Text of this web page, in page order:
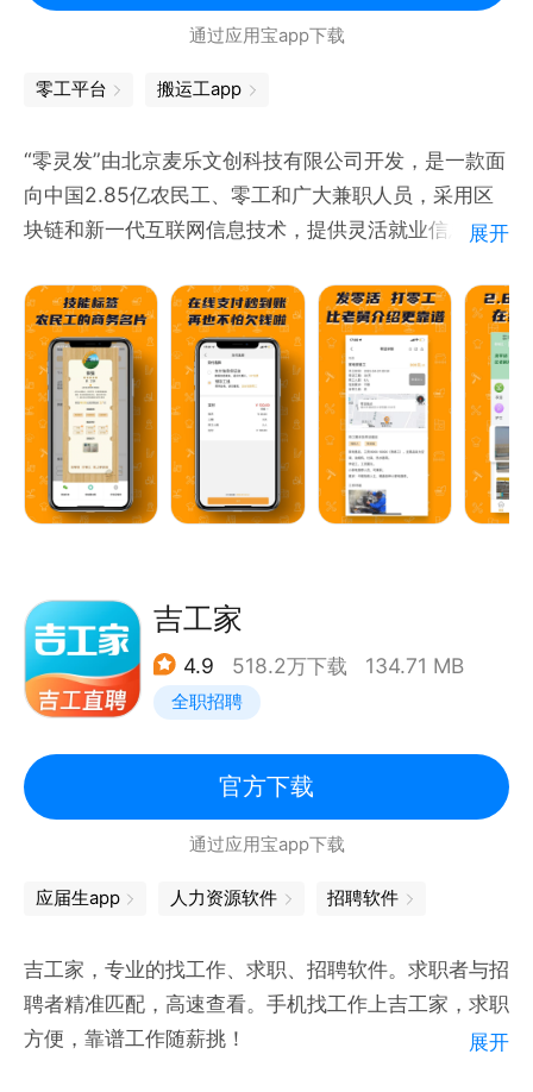
通过应用宝app下载
零工平台 搬运工app
“零灵发”由北京麦乐文创科技有限公司开发，是一款面
向中国2.85亿农民工、零工和广大兼职人员，采用区
块链和新一代互联网信息技术，提供灵活就业信息、线
网平台。
互联互通，服务民生
零灵发APP采用分布式记账、智能合约等区块链技术，
整合三四线城市“发零活”、“打零工”信息资源，打造移
动互联网信息平台，解决县域经济短期用工中存在的信
息不对称、支付不及时等问题，实现民生环境的“互联
互惠互通”。
步引导基层信用习惯，建立起大数据支撑体系下的用工
技能高效匹配，促进人力资源合理流动。
信用保证，避免拖欠
零灵发APP通过网上支付、契约存证、上工认定等方
资拖欠等现象。
精准帮扶，勤劳致富
通过零灵发APP平台，可以解决农村贫困户、残疾人、
家庭妇女、文化层次较低人员等不适合企业固定用工、
扶贫成果，缓解政府帮扶压力。
零工经济，降低成本
在资本寒冬和社会突发事件影响下（如疫情等），企业
经营压力大，
展开
吉工家
4.9 518.2万下载 134.71 MB
全职招聘
官方下载
通过应用宝app下载
应届生app 人力资源软件 招聘软件
吉工家，专业的找工作、求职、招聘软件。求职者与招
聘者精准匹配，高速查看。手机找工作上吉工家，求职
方便，靠谱工作随薪挑！
展开